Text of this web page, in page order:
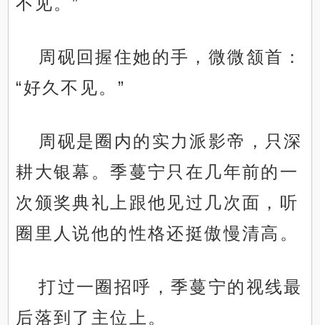
周砚回握住她的手，微微颔首：
“好久不见。”
周砚是圈内的实力派影帝，只深
耕大银幕。季蔓宁只在几年前的一
次颁奖典礼上跟他见过几次面，听
圈里人说他的性格还挺傲慢清高。
打过一圈招呼，季蔓宁的视线最
后落到了主位上。